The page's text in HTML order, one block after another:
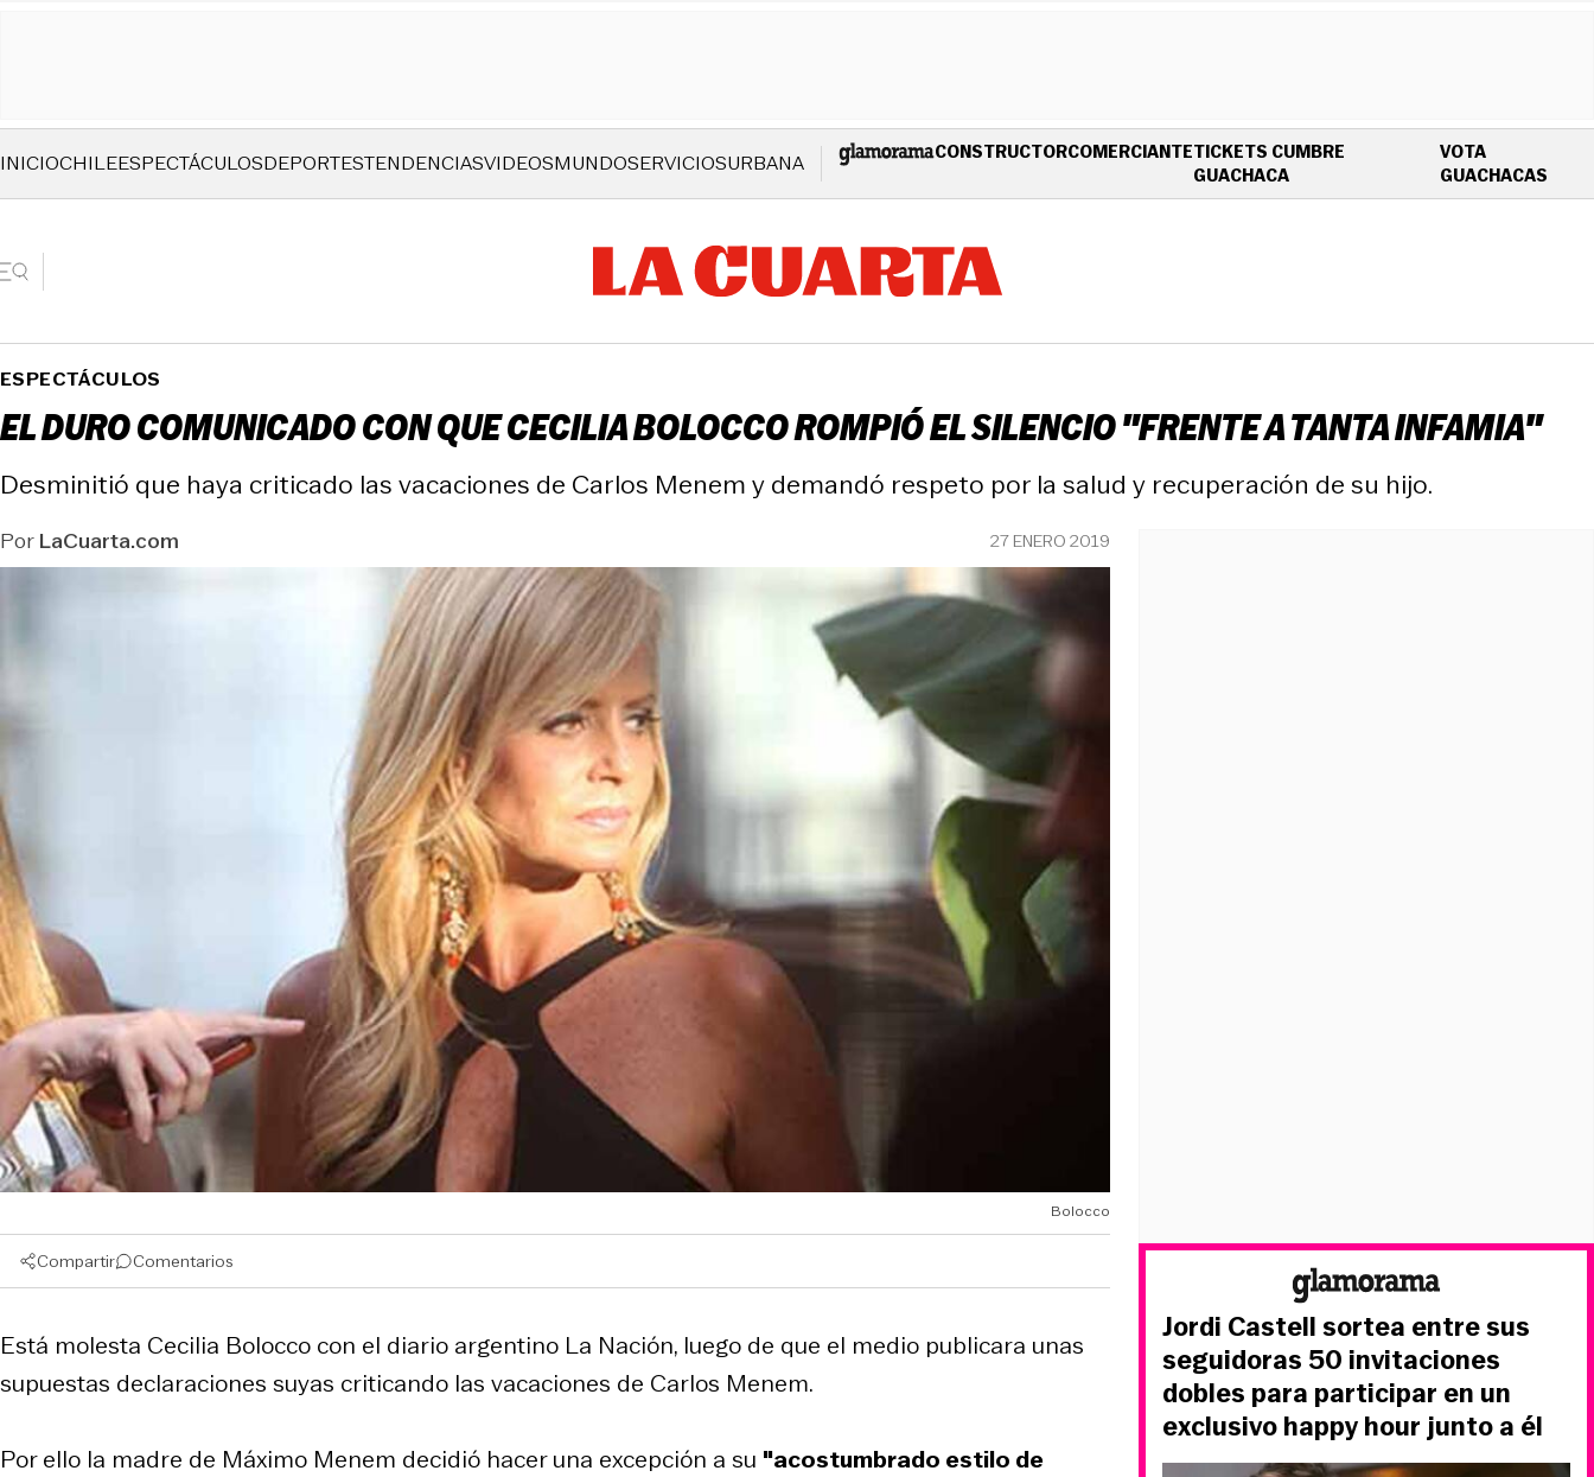
INICIOCHILEESPECTÁCULOSDEPORTESTENDENCIASVIDEOSMUNDOSERVICIOSURBANA CONSTRUCTORCOMERCIANTETICKETS CUMBRE
GUACHACAOPENS IN NEW WINDOW
VOTA
GUACHACAS
ESPECTÁCULOS
EL DURO COMUNICADO CON QUE CECILIA BOLOCCO ROMPIÓ EL SILENCIO "FRENTE A TANTA INFAMIA"
Desminitió que haya criticado las vacaciones de Carlos Menem y demandó respeto por la salud y recuperación de su hijo.
PorLaCuarta.com 27 ENERO 2019
Bolocco
Compartir Comentarios
Está molesta Cecilia Bolocco con el diario argentino La Nación, luego de que el medio publicara unas
supuestas declaraciones suyas criticando las vacaciones de Carlos Menem.
Por ello la madre de Máximo Menem decidió hacer una excepción a su "acostumbrado estilo de
Jordi Castell sortea entre sus
seguidoras 50 invitaciones
dobles para participar en un
exclusivo happy hour junto a él